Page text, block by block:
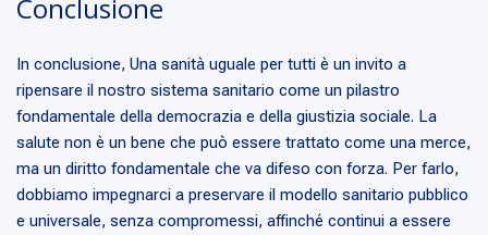
Conclusione
In conclusione, Una sanità uguale per tutti è un invito a
ripensare il nostro sistema sanitario come un pilastro
fondamentale della democrazia e della giustizia sociale. La
salute non è un bene che può essere trattato come una merce,
ma un diritto fondamentale che va difeso con forza. Per farlo,
dobbiamo impegnarci a preservare il modello sanitario pubblico
e universale, senza compromessi, affinché continui a essere